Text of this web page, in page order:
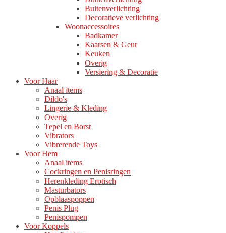
Buitenverlichting
Decoratieve verlichting
Woonaccessoires
Badkamer
Kaarsen & Geur
Keuken
Overig
Versiering & Decoratie
Voor Haar
Anaal items
Dildo's
Lingerie & Kleding
Overig
Tepel en Borst
Vibrators
Vibrerende Toys
Voor Hem
Anaal items
Cockringen en Penisringen
Herenkleding Erotisch
Masturbators
Opblaaspoppen
Penis Plug
Penispompen
Voor Koppels